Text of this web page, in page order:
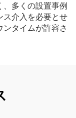
、多くの設置事例
ス介入を必要とせ
タイムが許容さ